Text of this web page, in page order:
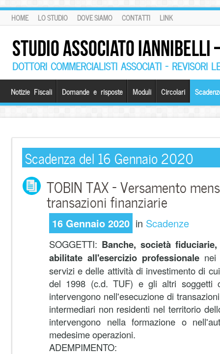
HOME LO STUDIO DOVE SIAMO CONTATTI LINK
STUDIO ASSOCIATO
DOTTORI COMMERCIALISTI ASSOCIATI – REVISORI
Notizie Fiscali Domande e risposte Moduli Circolari
Scadenza del 16 Gennaio 2020
TOBIN TAX – Versamento
transazioni finanziarie
16 Gennaio 2020 in Scadenze
SOGGETTI: Banche, società
abilitate all'esercizio professionale nei
servizi e delle attività di investimento di
del 1998 (c.d. TUF) e gli altri soggetti
intervengono nell'esecuzione di
intermediari non residenti nel territorio
intervengono nella formazione o
medesime operazioni.
ADEMPIMENTO: